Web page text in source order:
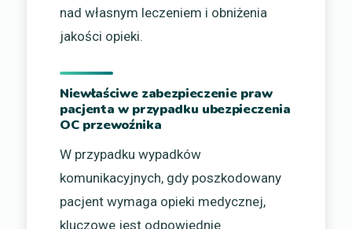
nad własnym leczeniem i obniżenia
jakości opieki.
Niewłaściwe zabezpieczenie praw
pacjenta w przypadku ubezpieczenia
OC przewoźnika
W przypadku wypadków
komunikacyjnych, gdy poszkodowany
pacjent wymaga opieki medycznej,
kluczowe jest odpowiednie